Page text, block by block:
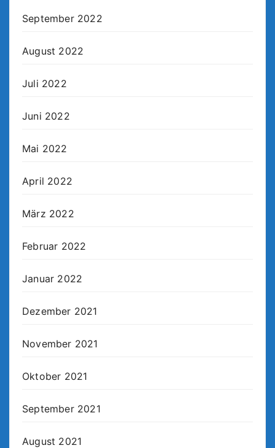
September 2022
August 2022
Juli 2022
Juni 2022
Mai 2022
April 2022
März 2022
Februar 2022
Januar 2022
Dezember 2021
November 2021
Oktober 2021
September 2021
August 2021